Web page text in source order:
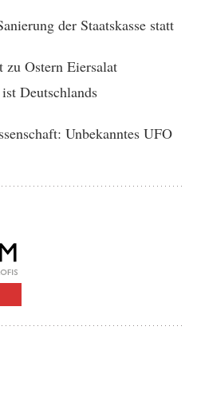
der Staatskasse statt
zu Ostern Eiersalat
Deutschlands
Unbekanntes UFO